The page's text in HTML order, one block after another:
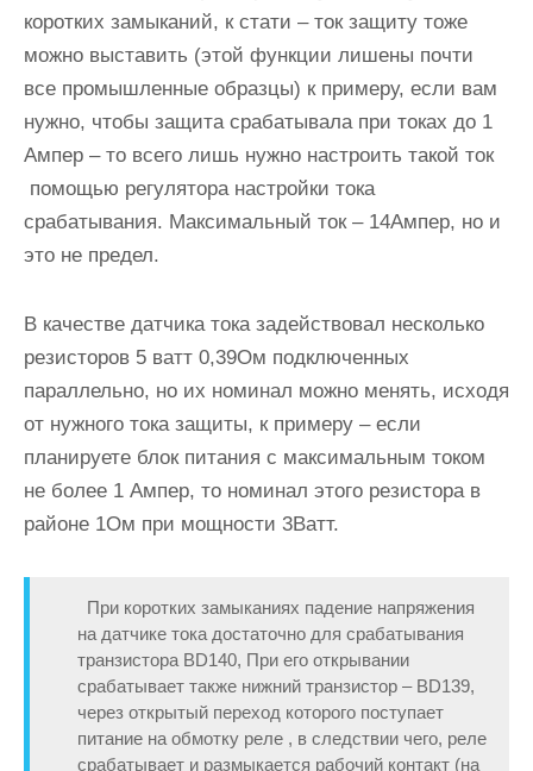
коротких замыканий, к стати – ток защиту тоже
можно выставить (этой функции лишены почти
все промышленные образцы) к примеру, если вам
нужно, чтобы защита срабатывала при токах до 1
Ампер – то всего лишь нужно настроить такой ток
помощью регулятора настройки тока
срабатывания. Максимальный ток – 14Ампер, но и
это не предел.
В качестве датчика тока задействовал несколько
резисторов 5 ватт 0,39Ом подключенных
параллельно, но их номинал можно менять, исходя
от нужного тока защиты, к примеру – если
планируете блок питания с максимальным током
не более 1 Ампер, то номинал этого резистора в
районе 1Ом при мощности 3Ватт.
При коротких замыканиях падение напряжения
на датчике тока достаточно для срабатывания
транзистора BD140, При его открывании
срабатывает также нижний транзистор – BD139,
через открытый переход которого поступает
питание на обмотку реле , в следствии чего, реле
срабатывает и размыкается рабочий контакт (на